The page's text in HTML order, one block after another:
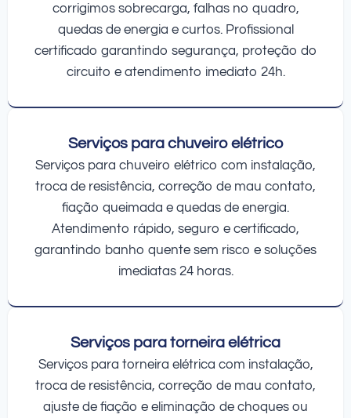
corrigimos sobrecarga, falhas no quadro,
quedas de energia e curtos. Profissional
certificado garantindo segurança, proteção do
circuito e atendimento imediato 24h.
Serviços para chuveiro elétrico
Serviços para chuveiro elétrico com instalação,
troca de resistência, correção de mau contato,
fiação queimada e quedas de energia.
Atendimento rápido, seguro e certificado,
garantindo banho quente sem risco e soluções
imediatas 24 horas.
Serviços para torneira elétrica
Serviços para torneira elétrica com instalação,
troca de resistência, correção de mau contato,
ajuste de fiação e eliminação de choques ou